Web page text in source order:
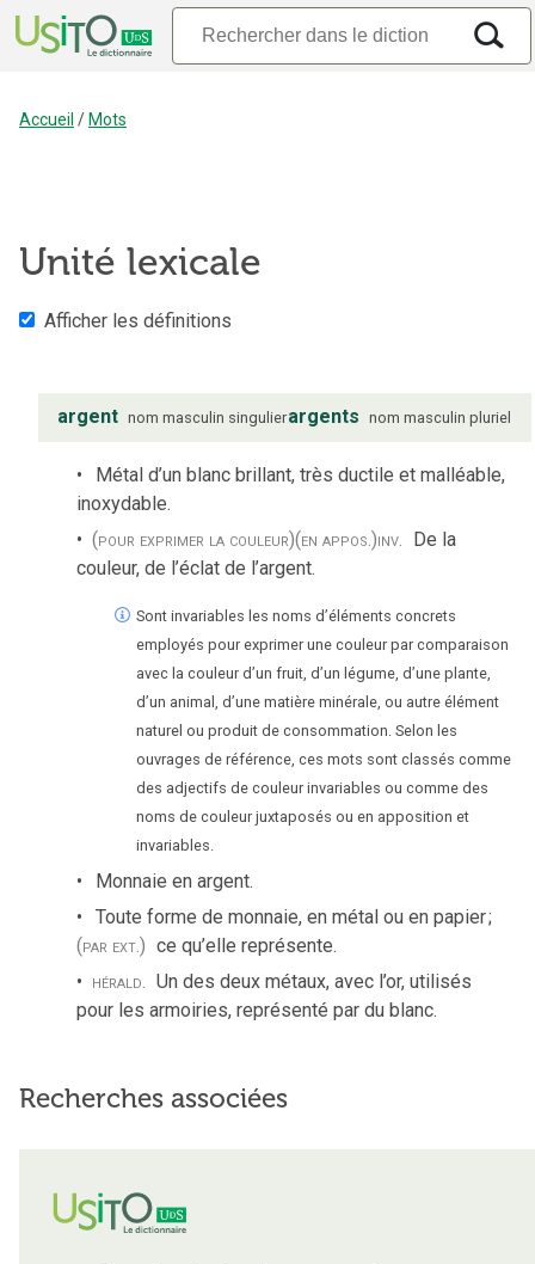
Accueil / Mots
Unité lexicale
Afficher les définitions
argent nom masculin singulierargents nom masculin pluriel
Métal d’un blanc brillant, très ductile et malléable,
inoxydable.
(pour exprimer la couleur)(en appos.)inv. De la
couleur, de l’éclat de l’argent.
Sont invariables les noms d’éléments concrets
employés pour exprimer une couleur par comparaison
avec la couleur d’un fruit, d’un légume, d’une plante,
d’un animal, d’une matière minérale, ou autre élément
naturel ou produit de consommation. Selon les
ouvrages de référence, ces mots sont classés comme
des adjectifs de couleur invariables ou comme des
noms de couleur juxtaposés ou en apposition et
invariables.
Monnaie en argent.
Toute forme de monnaie, en métal ou en papier;
(par ext.) ce qu’elle représente.
hérald. Un des deux métaux, avec l’or, utilisés
pour les armoiries, représenté par du blanc.
Recherches associées